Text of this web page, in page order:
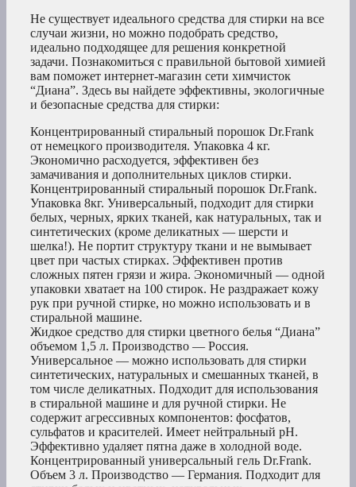
Не существует идеального средства для стирки на все
случаи жизни, но можно подобрать средство,
идеально подходящее для решения конкретной
задачи. Познакомиться с правильной бытовой химией
вам поможет интернет-магазин сети химчисток
“Диана”. Здесь вы найдете эффективны, экологичные
и безопасные средства для стирки:
Концентрированный стиральный порошок Dr.Frank
от немецкого производителя. Упаковка 4 кг.
Экономично расходуется, эффективен без
замачивания и дополнительных циклов стирки.
Концентрированный стиральный порошок Dr.Frank.
Упаковка 8кг. Универсальный, подходит для стирки
белых, черных, ярких тканей, как натуральных, так и
синтетических (кроме деликатных — шерсти и
шелка!). Не портит структуру ткани и не вымывает
цвет при частых стирках. Эффективен против
сложных пятен грязи и жира. Экономичный — одной
упаковки хватает на 100 стирок. Не раздражает кожу
рук при ручной стирке, но можно использовать и в
стиральной машине.
Жидкое средство для стирки цветного белья “Диана”
объемом 1,5 л. Производство — Россия.
Универсальное — можно использовать для стирки
синтетических, натуральных и смешанных тканей, в
том числе деликатных. Подходит для использования
в стиральной машине и для ручной стирки. Не
содержит агрессивных компонентов: фосфатов,
сульфатов и красителей. Имеет нейтральный pH.
Эффективно удаляет пятна даже в холодной воде.
Концентрированный универсальный гель Dr.Frank.
Объем 3 л. Производство — Германия. Подходит для